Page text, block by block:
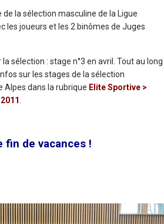
la sélection masculine de la Ligue
les joueurs et les 2 binômes de Juges
sélection : stage n°3 en avril. Tout au long
sur les stages de la sélection
Alpes dans la rubrique Elite Sportive >
fin de vacances !